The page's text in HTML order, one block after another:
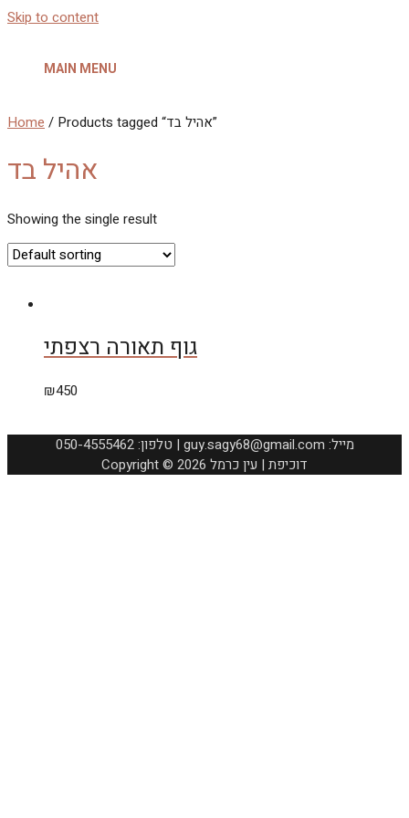
Skip to content
MAIN MENU
Home / Products tagged “אהיל בד”
אהיל בד
Showing the single result
גוף תאורה רצפתי
₪450
050-4555462 :טלפון | guy.sagy68@gmail.com :מייל
Copyright © 2026 דוכיפת | עין כרמל